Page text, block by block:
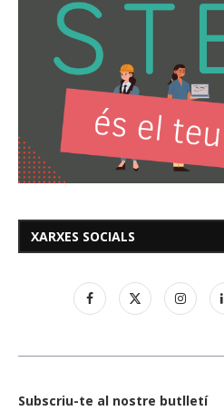
XARXES SOCIALS
Subscriu-te al nostre butlletí